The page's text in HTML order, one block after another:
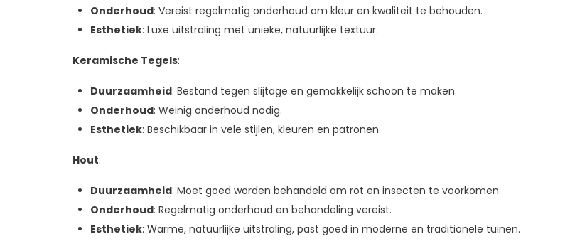
Onderhoud: Vereist regelmatig onderhoud om kleur en kwaliteit te behouden.
Esthetiek: Luxe uitstraling met unieke, natuurlijke textuur.
Keramische Tegels:
Duurzaamheid: Bestand tegen slijtage en gemakkelijk schoon te maken.
Onderhoud: Weinig onderhoud nodig.
Esthetiek: Beschikbaar in vele stijlen, kleuren en patronen.
Hout:
Duurzaamheid: Moet goed worden behandeld om rot en insecten te voorkomen.
Onderhoud: Regelmatig onderhoud en behandeling vereist.
Esthetiek: Warme, natuurlijke uitstraling, past goed in moderne en traditionele tuinen.